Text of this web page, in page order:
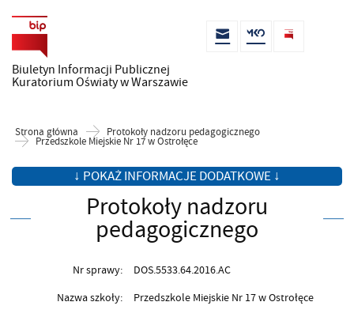
Biuletyn Informacji Publicznej
Kuratorium Oświaty w Warszawie
Strona główna Protokoły nadzoru pedagogicznego
Przedszkole Miejskie Nr 17 w Ostrołęce
↓ POKAŻ INFORMACJE DODATKOWE ↓
Protokoły nadzoru
pedagogicznego
Nr sprawy:
DOS.5533.64.2016.AC
Nazwa szkoły:
Przedszkole Miejskie Nr 17 w Ostrołęce